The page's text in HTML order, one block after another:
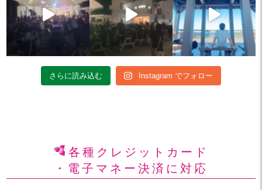
さらに読み込む Instagram でフォロー
各種クレジットカード
・電子マネー決済に対応